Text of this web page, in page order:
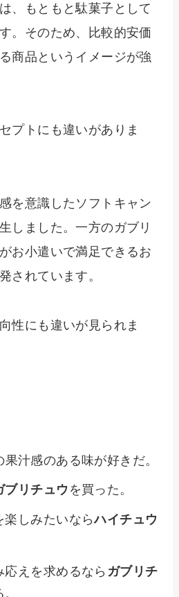
、もともと駄菓子として
。そのため、比較的安価
商品というイメージが強
プトにも違いがありま
を意識したソフトキャン
しました。一方のガブリ
お小遣いで満足できるお
されています。
性にも違いが見られま
果汁感のある味が好きだ。
ブリチュウを買った。
楽しみたいならハイチュウ
応えを求めるなら ガブリチ